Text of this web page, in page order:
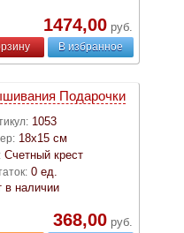
1474,00руб.
В избранное
Подарочки
1053
18х15 см
Счетный крест
0 ед.
в наличии
368,00руб.